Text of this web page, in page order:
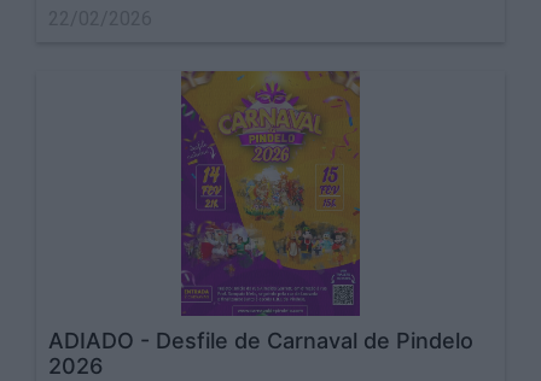
ADIADO - Desfile de Carnaval de Pindelo
2026